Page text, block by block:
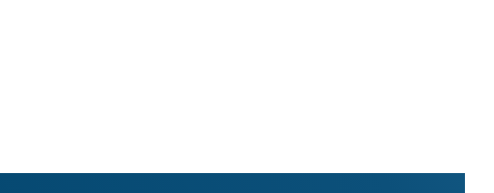
Tätigkeiten bedurfte bisher insgesamt rd. 1.100
den Umfang von 18 sehr kleinen Prüfungen